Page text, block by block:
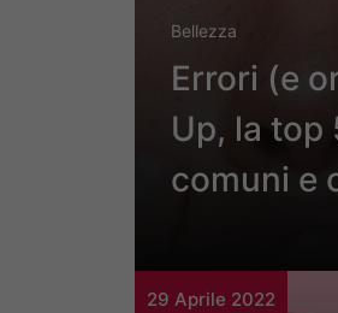
Bellezza
Errori (e
Up, la top
comuni e
29 Aprile 2022